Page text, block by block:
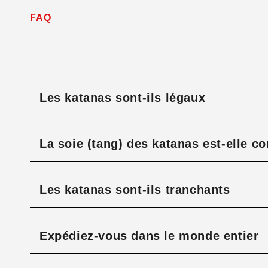
FAQ
Les katanas sont-ils légaux
La soie (tang) des katanas est-elle
Les katanas sont-ils tranchants
Expédiez-vous dans le monde entier